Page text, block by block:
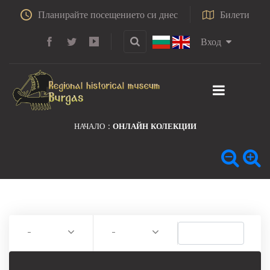
Планирайте посещението си днес Билети
Вход
НАЧАЛО ОНЛАЙН КОЛЕКЦИИ
- -